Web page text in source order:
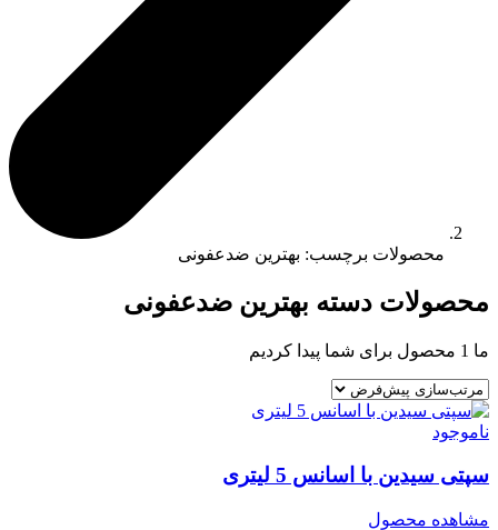
محصولات برچسب: بهترین ضدعفونی
محصولات دسته بهترین ضدعفونی
ما 1 محصول برای شما پیدا کردیم
ناموجود
سپتی سیدین با اسانس 5 لیتری
مشاهده محصول